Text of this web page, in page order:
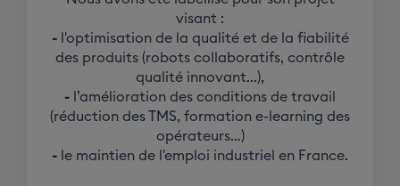
visant :
-l'optimisation de la qualité et de la fiabilité
des produits (robots collaboratifs, contrôle
qualité innovant...),
- l’amélioration des conditions de travail
(réduction des TMS, formation e-learning des
opérateurs…)
- le maintien de l'emploi industriel en France.